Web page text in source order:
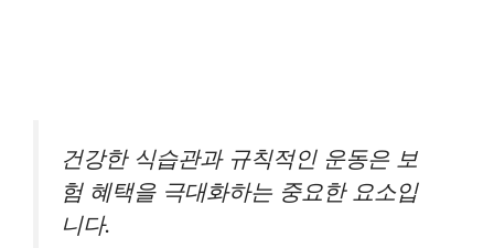
건강한 식습관과 규칙적인 운동은 보
험 혜택을 극대화하는 중요한 요소입
니다.